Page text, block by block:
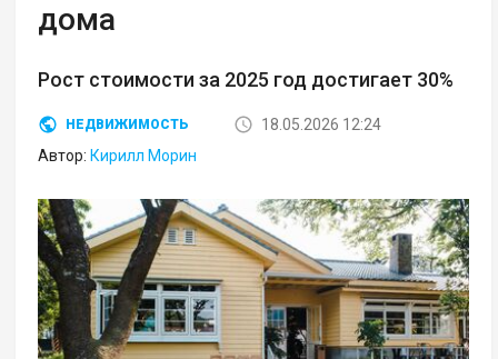
дома
Рост стоимости за 2025 год достигает 30%
НЕДВИЖИМОСТЬ
18.05.2026 12:24
Автор: Кирилл Морин